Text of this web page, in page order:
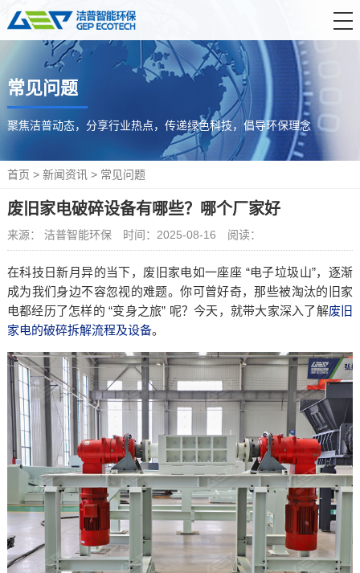
首 页
解决方案
服务支持
常见问题
聚焦洁普动态，分享行业热点，传递绿色科技，倡导环保理念
首页 > 新闻资讯 > 常见问题
废旧家电破碎设备有哪些？哪个厂家好
来源： 洁普智能环保 时间：2025-08-16 阅读：
在科技日新月异的当下，废旧家电如一座座 “电子垃圾山”，逐渐
成为我们身边不容忽视的难题。你可曾好奇，那些被淘汰的旧家
电都经历了怎样的 “变身之旅” 呢？今天，就带大家深入了解废旧
家电的破碎拆解流程及设备。